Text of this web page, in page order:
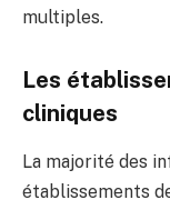
multiples.
Les
cliniques
La majorité des
établissements